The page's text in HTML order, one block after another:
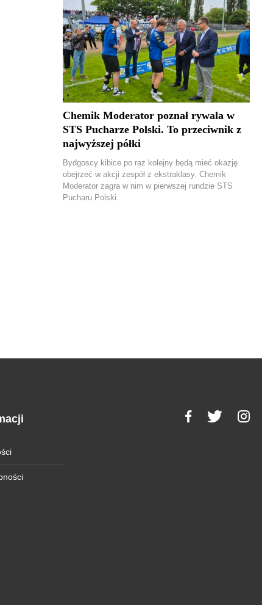
Chemik Moderator poznał rywala w
STS Pucharze Polski. To przeciwnik z
najwyższej półki
Bydgoscy kibice po raz kolejny będą mieć okazję
obejrzeć w akcji zespół z ekstraklasy. Chemik
Moderator zagra w nim w pierwszej rundzie STS
Pucharu Polski.